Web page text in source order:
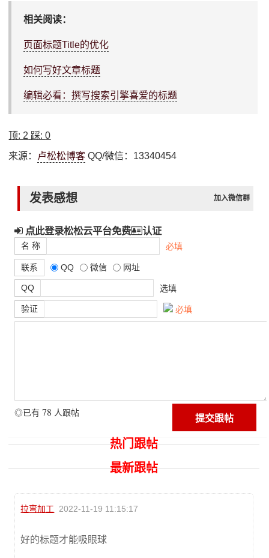
相关阅读：
页面标题Title的优化
如何写好文章标题
编辑必看：撰写搜索引擎喜爱的标题
顶: 2 踩:0
来源： 卢松松博客 QQ/微信：13340454
发表感想 加入微信群
点此登录松松云平台免费 认证
名 称 必填
联系 QQ 微信 网址
QQ 选填
验证 必填
◎已有 78 人跟帖
热门跟帖
最新跟帖
拉弯加工 2022-11-19 11:15:17
好的标题才能吸眼球